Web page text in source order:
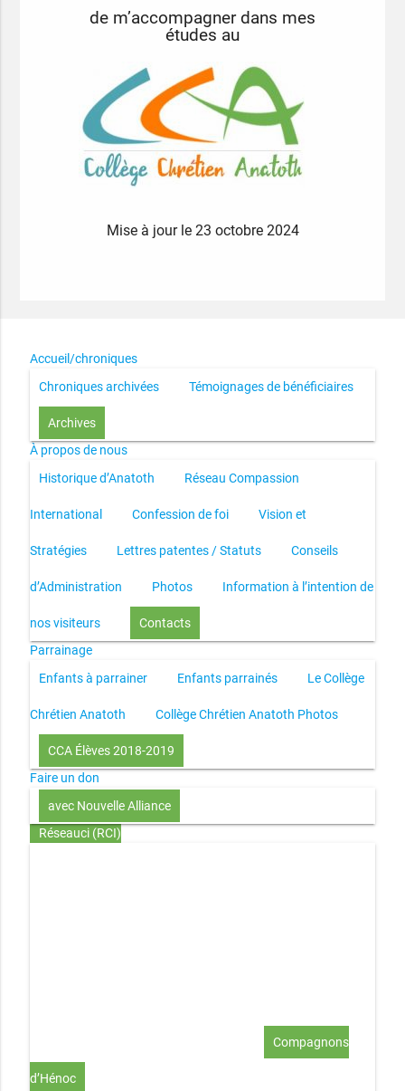
de m’accompagner dans mes
études au
Mise à jour le 23 octobre 2024
Accueil/chroniques
Chroniques archivées
Témoignages de bénéficiaires
Archives
À propos de nous
Historique d’Anatoth
Réseau Compassion
International Confession de foi Vision et
Stratégies Lettres patentes / Statuts Conseils
d’Administration Photos Information à l’intention de
nos visiteurs
Contacts
Parrainage
Enfants à parrainer
Enfants parrainés Le Collège
Chrétien Anatoth Collège Chrétien Anatoth Photos
CCA Élèves 2018-2019
Faire un don
avec Nouvelle Alliance
Réseauci (RCI)
Compagnons
d’Hénoc